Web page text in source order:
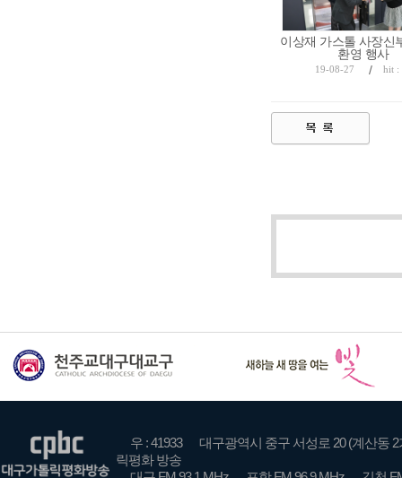
이상재 가스톨 사장신
환영 행사
19-08-27 / hit :
우 : 41933
대구광역시 중구 서성로 20 (계산동 2
릭평화 방송